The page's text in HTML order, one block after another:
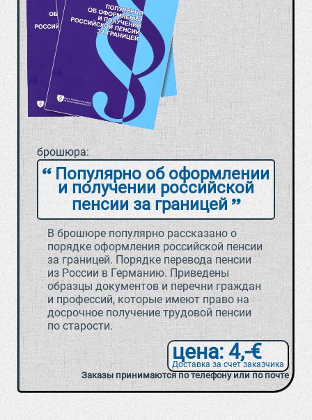
брошюра:
Популярно об оформлении
и получении российской
пенсии за границей
В брошюре популярно рассказано о
порядке оформления российской пенсии
за границей. Порядке перевода пенсии
из России в Германию. Приведены
образцы документов и перечни граждан
и профессий, которые имеют право на
досрочное получение трудовой пенсии
по старости.
цена: 4,-€
Доставка за счет заказчика
Заказы принимаются по телефону или по почте